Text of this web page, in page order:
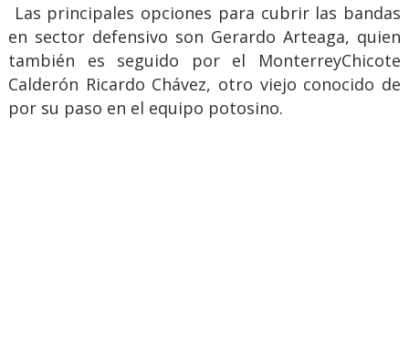
Las principales opciones para cubrir las bandas
en sector defensivo son Gerardo Arteaga, quien
también es seguido por el MonterreyChicote
Calderón Ricardo Chávez, otro viejo conocido de
por su paso en el equipo potosino.